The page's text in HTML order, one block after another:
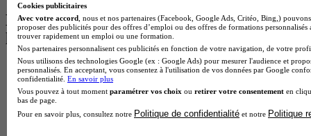
Les intitulés de diplôme par alternance
les plus recherchés
BTS Esf en alternance
BTS Dietetique en alternance
BTS Mco en alternance
BTS Pi en alternance
BTS Sp3s en alternance
Cookies publicitaires
Avec votre accord , nous et nos partenaires (Facebook, Google Ads, Critéo, Bing,)
proposer des publicités pour des offres d’emploi ou des offres de formations
trouver rapidement un emploi ou une formation.
Nos partenaires personnalisent ces publicités en fonction de votre navigation, de votre
Nous utilisons des technologies Google (ex : Google Ads) pour mesurer l'audience et
personnalisés. En acceptant, vous consentez à l'utilisation de vos données par Google
confidentialité. En savoir plus
Vous pouvez à tout moment paramétrer vos choix ou retirer votre consentement en
bas de page.
Pour en savoir plus, consultez notre Politique de confidentialité et notre Politique